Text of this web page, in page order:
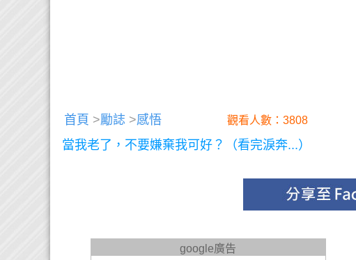
首頁 >勵誌 >感悟 觀看人數：3808
當我老了，不要嫌棄我可好？（看完淚奔...）
google廣告